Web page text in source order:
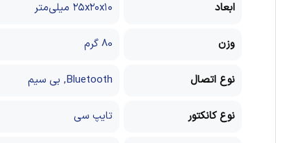
ابعاد ۲۵x۲۰x۱۰ میلی‌متر
وزن 80 گرم
نوع اتصال Bluetooth, بی سیم
نوع کانکتور تایپ سی